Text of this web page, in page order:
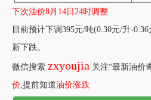
下次油价8月14日24时调整
目前预计下调395元/吨(0.30元/升-
新下跌。
微信搜索 zxyoujia 关注“最新油价
价,提前知道油价涨跌